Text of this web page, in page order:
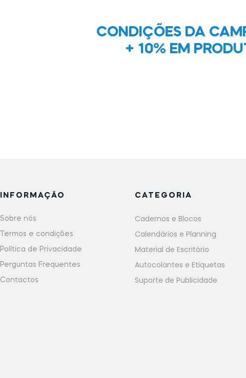
CONDIÇÕES DA
+ 10% EM
esferográficas metálicas com gravação a
INFORMAÇÃO
Sobre nós
Termos e condições
Política de Privacidade
Perguntas Frequentes
Contactos
CATEGORIA
Cadernos e Blocos
Calendários e Planning
Material de Escritório
Autocolantes e Etiquetas
Suporte de Publicidade